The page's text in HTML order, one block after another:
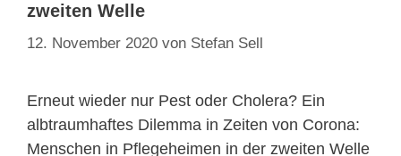
zweiten Welle
12. November 2020 von Stefan Sell
Erneut wieder nur Pest oder Cholera? Ein
albtraumhaftes Dilemma in Zeiten von Corona:
Menschen in Pflegeheimen in der zweiten Welle